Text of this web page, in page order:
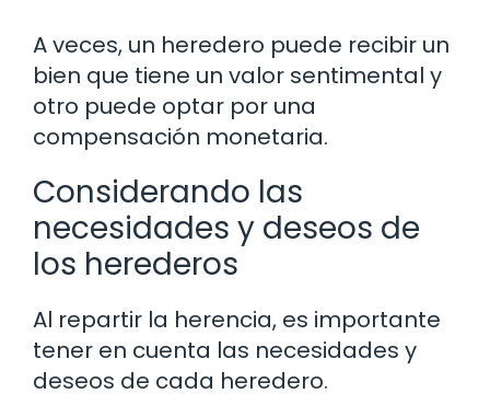
A veces, un heredero puede recibir un
bien que tiene un valor sentimental y
otro puede optar por una
compensación monetaria.
Considerando las
necesidades y deseos de
los herederos
Al repartir la herencia, es importante
tener en cuenta las necesidades y
deseos de cada heredero.